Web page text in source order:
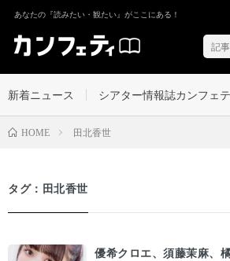
あなたの『読みたい・観たい』がここにある！
新着ニュース シアター情報誌カンフェ
HOME 田北香世
タグ：田北香世
優希クロエ、須藤茉麻、